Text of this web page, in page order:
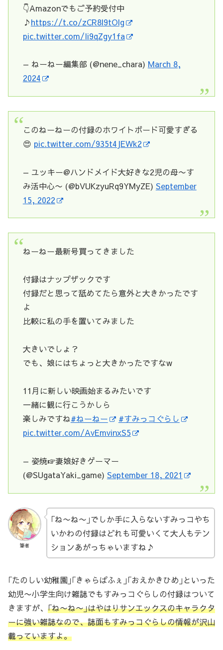
👇Amazonでもご予約受付中
♪https://t.co/zCR8l9tOlg
pic.twitter.com/Ii9qZgy1fa
— ねーねー編集部 (@nene_chara) March 8,
2024
このねーねーの付録のホワイトボード可愛すぎる
😍 pic.twitter.com/935t4JEWk2
— ユッキー@ハンドメイド大好きな2児の母〜す
み活中心〜 (@bVUKzyuRq9YMyZE) September
15, 2022
ねーねー最新号買ってきました
付録はナップザックです
付録だと思って舐めてたら意外と大きかったです
よ
比較に私の手を置いてみました
大きいでしょ？
でも、娘にはちょっと大きかったですなw
11月に新しい映画始まるみたいです
一緒に観に行こうかしら
楽しみですね#ねーねー
#すみっコぐらし
pic.twitter.com/AvEmvinxS5
— 姿焼☞妻娘好きゲーマー
(@SUgataYaki_game) September 18, 2021
筆者
｢ね〜ね〜｣でしか手に入らないすみっコやち
いかわの付録はどれも可愛いくて大人もテン
ションあがっちゃいますね♪
｢たのしい幼稚園｣｢きゃらぱふぇ｣｢おえかきひめ｣といった
幼児〜小学生向け雑誌でもすみっコぐらしの付録はついて
きますが、 ｢ね〜ね〜｣はやはりサンエックスのキャラクタ
ーに強い雑誌なので、誌面もすみっコぐらしの情報が沢山
載っていますよ。